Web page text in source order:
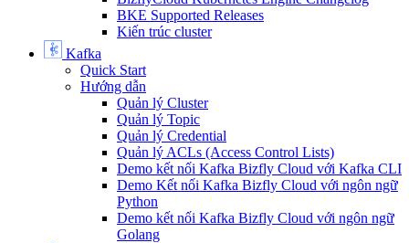
BKE Supported Releases
Kiến trúc cluster
Kafka
Quick Start
Hướng dẫn
Quản lý Cluster
Quản lý Topic
Quản lý Credential
Quản lý ACLs (Access Control Lists)
Demo kết nối Kafka Bizfly Cloud với Kafka CLI
Demo Kết nối Kafka Bizfly Cloud với ngôn ngữ
Python
Demo kết nối Kafka Bizfly Cloud với ngôn ngữ
Golang